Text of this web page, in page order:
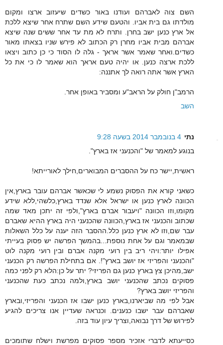
השם צוה לאברהם ועודנו באור כשדים שיעזוב ארצו ומקום
מולדתו גם בית אביו. והטעם שידע השם שתרח אחר שיצא ללכת
אל ארץ כנען ישב בחרן. ותרח לא מת עד אחר ששים שנה שיצא
אברהם מבית אביו מחרן רק הכתוב לא פירש שניו בצאתו מאור
כשדים.ואחר שאמר אשר אראך - גלה לו הסוד כי כן כתוב ויצאו
ללכת ארצה כנען. או יהיה טעם אראך הוא שאמר לו כי את כל
הארץ אשר אתה רואה לך אתננה:
הרמב"ן חולק על הראב"ע ומסביר באופן אחר.
השב
נתי 4 בנובמבר 2014 בשעה 9:28
בנוגע למאמר של "והכנעני אז בארץ".
ראשית,יישר כח על ההסברים המבוארים,חילך לאורייתא!
כשאני קורא את הפסוק נשמע לי שכאשר אברהם עובר בארץ,אין
הכוונה לארץ כנען או ישראל אלא שנדד בארץ,כלשהי,ללא שידע
מקומו,וזו הכוונה "ויעבור אברם בארץ",ולפי זה יתכן מאד שמה
שכתוב והכנעני אז בארץ,הכוונה שהכנעני היה בארץ ההיא שאברם
עבר שם,וזו לא ארץ כנען כלל.ההסבר הזה יענה על כלל השאלות
שבמאמר וגם על אחת נוספת...בהמשך הפרשה יש פסוק בעייתי
אפילו יותר:ויהי ריב בין רועי מקנה אברם ובין רועי מקנה לוט
"והכנעני והפריזי אז יושב בארץ"!. אם בתחילת הפרשה רק הכנעני
ישב,מהיכן צץ בארץ כנען גם הפריזי? יתר על כן:הלא רק לפני כמה
פסוקים נכתב שהכנעני יושב בארץ,ולמה נכתב כעת שהכנעני
והפריזי יושב בארץ?
אבל לפי מה שביארנו,בארץ כנען ישבו אז הכנעני והפריזי,ובארץ
שאברהם עבר ישבו כנענים. וכנראה שעדיין אנו צריכים להגיע
לפירוש של דרך נבואה,וצריך עיון עוד בזה.
כסייעתא לדברי אזכיר מספר פסוקים מפרשת וישלח שתומכים